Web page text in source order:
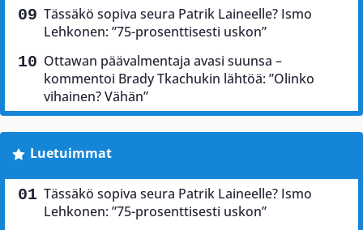
Tässäkö sopiva seura Patrik Laineelle? Ismo
Lehkonen: ”75-prosenttisesti uskon”
Ottawan päävalmentaja avasi suunsa –
kommentoi Brady Tkachukin lähtöä: ”Olinko
vihainen? Vähän”
Luetuimmat
Tässäkö sopiva seura Patrik Laineelle? Ismo
Lehkonen: ”75-prosenttisesti uskon”